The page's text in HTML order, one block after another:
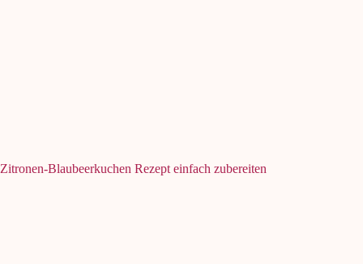
Zitronen-Blaubeerkuchen Rezept einfach zubereiten